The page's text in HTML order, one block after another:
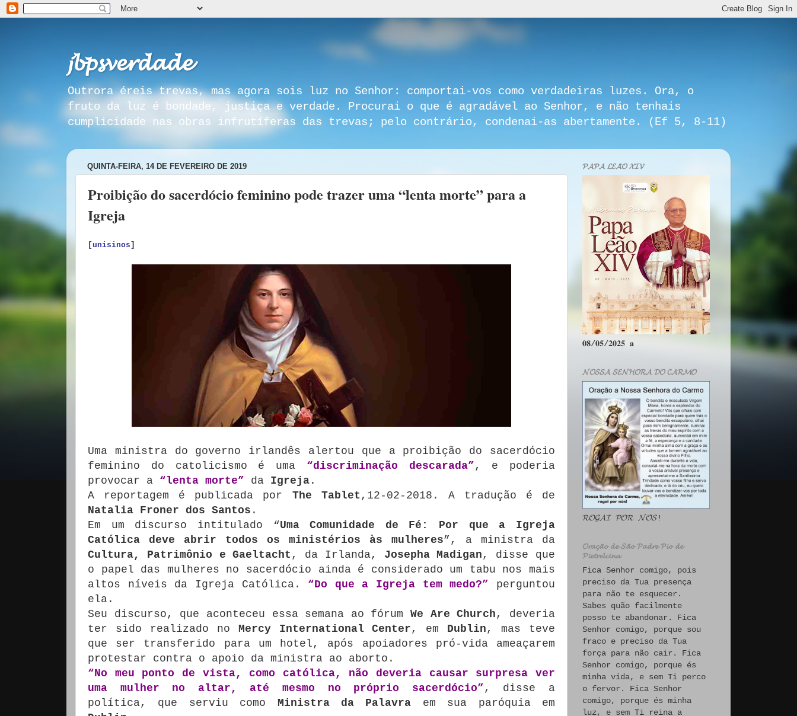
𝓳𝓫𝓹𝓼𝓿𝓮𝓻𝓭𝓪𝓭𝓮
Outrora éreis trevas, mas agora sois luz no Senhor: comportai-vos como verdadeiras luzes. Ora, o
fruto da luz é bondade, justiça e verdade. Procurai o que é agradável ao Senhor, e não tenhais
cumplicidade nas obras infrutíferas das trevas; pelo contrário, condenai-as abertamente. (Ef 5, 8-11)
QUINTA-FEIRA, 14 DE FEVEREIRO DE 2019
Proibição do sacerdócio feminino pode trazer uma “lenta morte” para a
Igreja
[unisinos ]
Uma ministra do governo irlandês alertou que a proibição do sacerdócio
feminino do catolicismo é uma “discriminação descarada” , e poderia
provocar a “lenta morte” da Igreja .
A reportagem é publicada por The Tablet ,12-02-2018. A tradução é de
Natalia Froner dos Santos .
Em um discurso intitulado “Uma Comunidade de Fé: Por que a Igreja
Católica deve abrir todos os ministérios às mulheres”, a ministra da
Cultura, Patrimônio e Gaeltacht , da Irlanda, Josepha Madigan , disse que
o papel das mulheres no sacerdócio ainda é considerado um tabu nos mais
altos níveis da Igreja Católica. “Do que a Igreja tem medo?” perguntou
ela.
Seu discurso, que aconteceu essa semana ao fórumWe Are Church , deveria
ter sido realizado no Mercy International Center , em Dublin , mas teve
que ser transferido para um hotel, após apoiadores pró-vida ameaçarem
protestar contra o apoio da ministra ao aborto.
“No meu ponto de vista, como católica, não deveria causar surpresa ver
uma mulher no altar, até mesmo no próprio sacerdócio” , disse a
política, que serviu como Ministra da Palavra em sua paróquia em
𝓟𝓐𝓟𝓐 𝓛𝓔𝓐̃𝓞 𝓧𝓘𝓥
𝟎𝟖/𝟎𝟓/𝟐𝟎𝟐𝟓 𝐚
𝓝𝓞𝓢𝓢𝓐 𝓢𝓔𝓝𝓗𝓞𝓡𝓐 𝓓𝓞 𝓒𝓐𝓡𝓜𝓞
𝓡𝓞𝓖𝓐𝓘 𝓟𝓞𝓡 𝓝𝓞́𝓢!
𝓞𝓻𝓪𝓬̧𝓪̃𝓸 𝓭𝓮 𝓢𝓪̃𝓸 𝓟𝓪𝓭𝓻𝓮 𝓟𝓲𝓸 𝓭𝓮
𝓟𝓲𝓮𝓽𝓻𝓮𝓵𝓬𝓲𝓷𝓪
Fica Senhor comigo, pois
preciso da Tua presença
para não te esquecer.
Sabes quão facilmente
posso te abandonar. Fica
Senhor comigo, porque sou
fraco e preciso da Tua
força para não cair. Fica
Senhor comigo, porque és
minha vida, e sem Ti perco
o fervor. Fica Senhor
comigo, porque és minha
luz, e sem Ti reina a